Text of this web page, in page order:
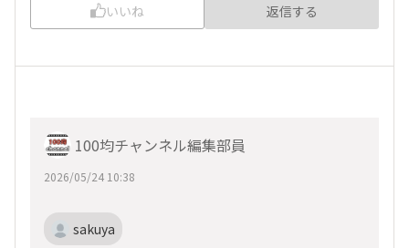
いいね 返信する
100均チャンネル編集部員
2026/05/24 10:38
sakuya